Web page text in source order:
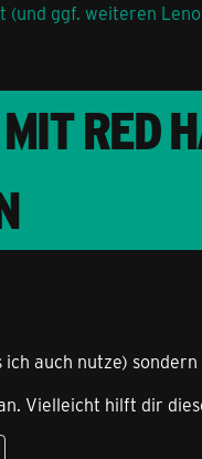
(und ggf. weiteren
RED
auch nutze)
Vielleicht hilft dir